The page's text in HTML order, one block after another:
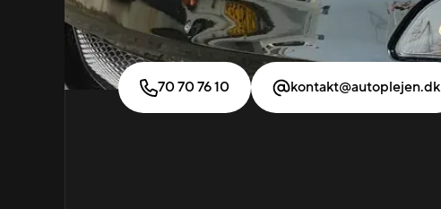
70 70 76 10 kontakt@autoplejen.dk